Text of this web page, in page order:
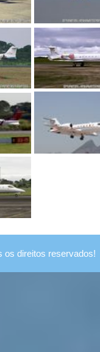
os direitos reservados!